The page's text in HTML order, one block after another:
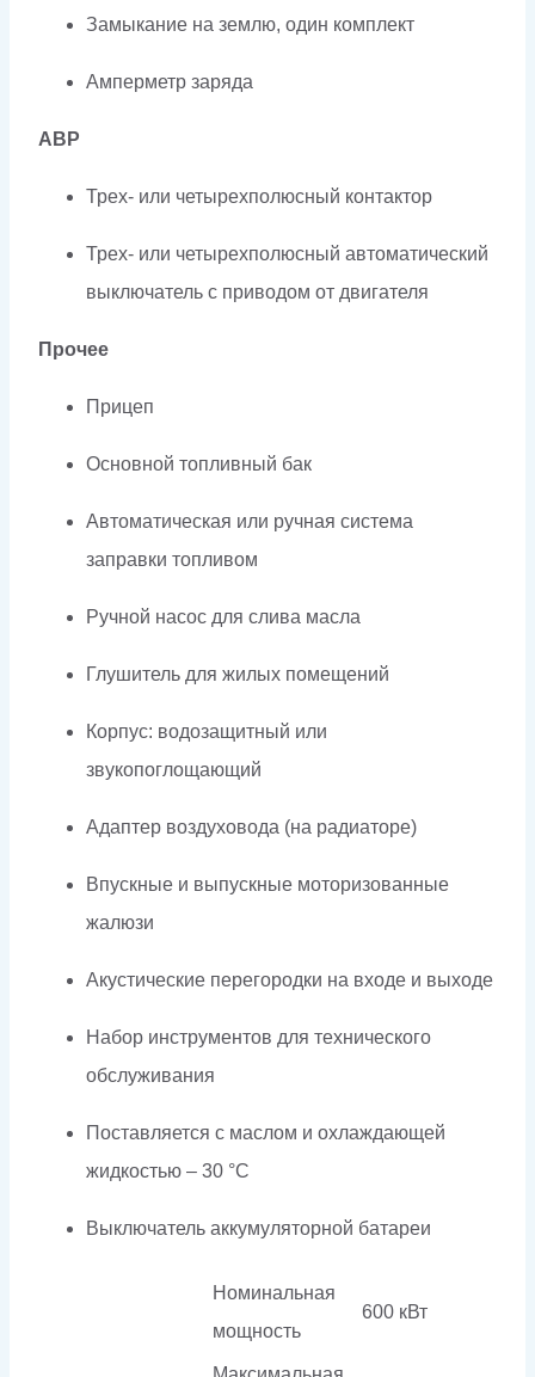
Замыкание на землю, один комплект
Амперметр заряда
АВР
Трех- или четырехполюсный контактор
Трех- или четырехполюсный автоматический
выключатель с приводом от двигателя
Прочее
Прицеп
Основной топливный бак
Автоматическая или ручная система
заправки топливом
Ручной насос для слива масла
Глушитель для жилых помещений
Корпус: водозащитный или
звукопоглощающий
Адаптер воздуховода (на радиаторе)
Впускные и выпускные моторизованные
жалюзи
Акустические перегородки на входе и выходе
Набор инструментов для технического
обслуживания
Поставляется с маслом и охлаждающей
жидкостью – 30 °C
Выключатель аккумуляторной батареи
Номинальная
мощность
600 кВт